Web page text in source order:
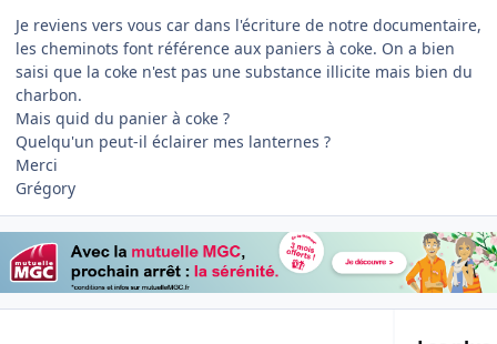
Je reviens vers vous car dans l'écriture de notre documentaire,
les cheminots font référence aux paniers à coke. On a bien
saisi que la coke n'est pas une substance illicite mais bien du
charbon.
Mais quid du panier à coke ?
Quelqu'un peut-il éclairer mes lanternes ?
Merci
Grégory